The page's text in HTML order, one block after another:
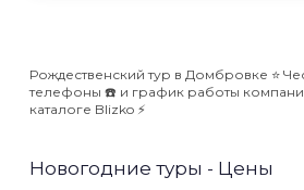
Рождественский тур в Домбровке ⭐️
телефоны ☎️ и график работы
каталоге Blizko ⚡️
Новогодние туры - Цены